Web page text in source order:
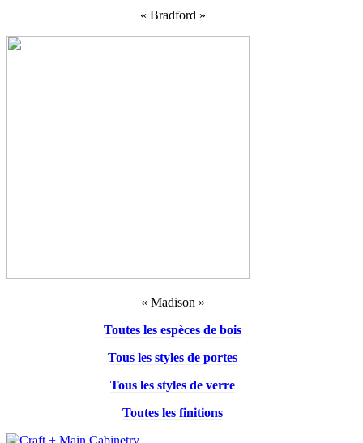
« Bradford »
« Madison »
Toutes les espèces de bois
Tous les styles de portes
Tous les styles de verre
Toutes les finitions